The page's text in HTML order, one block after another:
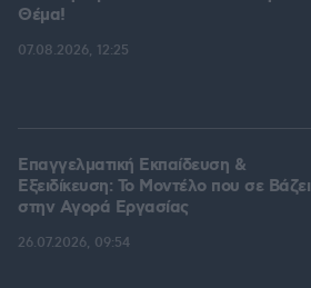
Θέμα!
07.08.2026, 12:25
Επαγγελματική Εκπαίδευση &
Εξειδίκευση: Το Mοντέλο που σε Bάζει
στην Aγορά Eργασίας
26.07.2026, 09:54